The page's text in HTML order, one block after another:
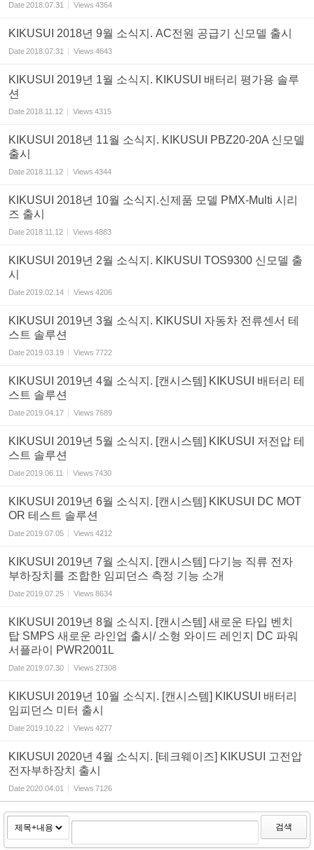
Date2018.07.31 Views 4364
KIKUSUI 2018년 9월 소식지. AC전원 공급기 신모델 출시
Date2018.07.31 Views 4643
KIKUSUI 2019년 1월 소식지. KIKUSUI 배터리 평가용 솔루
션
Date2018.11.12 Views 4315
KIKUSUI 2018년 11월 소식지. KIKUSUI PBZ20-20A 신모델
출시
Date2018.11.12 Views 4344
KIKUSUI 2018년 10월 소식지.신제품 모델 PMX-Multi 시리
즈 출시
Date2018.11.12 Views 4863
KIKUSUI 2019년 2월 소식지. KIKUSUI TOS9300 신모델 출
시
Date2019.02.14 Views 4206
KIKUSUI 2019년 3월 소식지. KIKUSUI 자동차 전류센서 테
스트 솔루션
Date2019.03.19 Views 7722
KIKUSUI 2019년 4월 소식지. [캔시스템] KIKUSUI 배터리 테
스트 솔루션
Date2019.04.17 Views 7689
KIKUSUI 2019년 5월 소식지. [캔시스템] KIKUSUI 저전압 테
스트 솔루션
Date2019.06.11 Views 7430
KIKUSUI 2019년 6월 소식지. [캔시스템] KIKUSUI DC MOT
OR 테스트 솔루션
Date2019.07.05 Views 4212
KIKUSUI 2019년 7월 소식지. [캔시스템] 다기능 직류 전자
부하장치를 조합한 임피던스 측정 기능 소개
Date2019.07.25 Views 8634
KIKUSUI 2019년 8월 소식지. [캔시스템] 새로운 타입 벤치
탑 SMPS 새로운 라인업 출시/ 소형 와이드 레인지 DC 파워
서플라이 PWR2001L
Date2019.07.30 Views 27308
KIKUSUI 2019년 10월 소식지. [캔시스템] KIKUSUI 배터리
임피던스 미터 출시
Date2019.10.22 Views 4277
KIKUSUI 2020년 4월 소식지. [테크웨이즈] KIKUSUI 고전압
전자부하장치 출시
Date2020.04.01 Views 7126
검색